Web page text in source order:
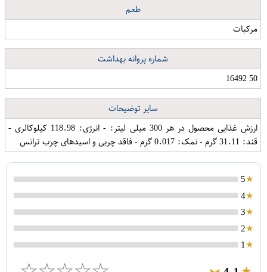
طعم
مرکبات
شماره پروانه بهداشت
50 16492
سایر توضیحات
ارزش غذایی محصول در هر 300 میلی لیتر: - انرژی: 118.98 کیلوکالری -
قند: 31.11 گرم - نمک: 0.017 گرم - فاقد چربی و اسیدهای چرب ترانس
5
4
3
2
1